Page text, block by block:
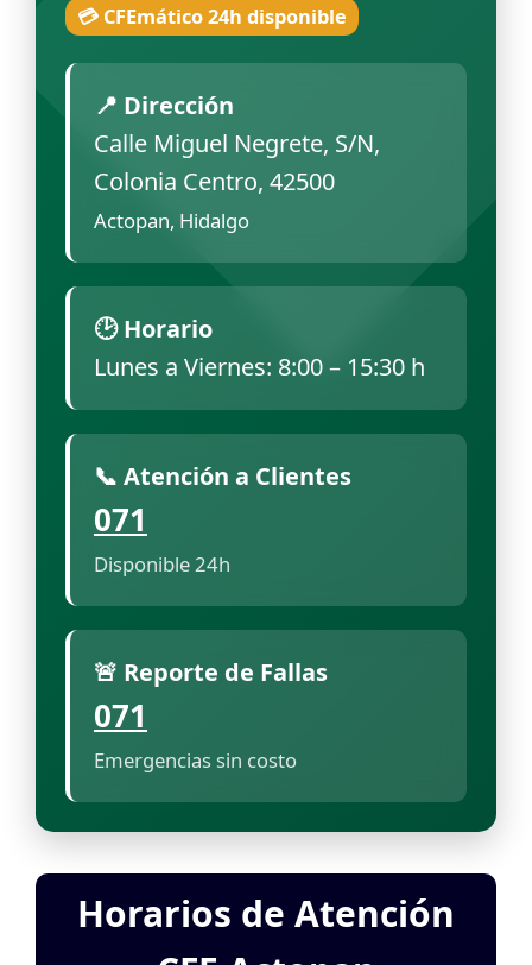
💳 CFEmático 24h disponible
📍 Dirección
Calle Miguel Negrete, S/N,
Colonia Centro, 42500
Actopan, Hidalgo
🕑 Horario
Lunes a Viernes: 8:00 – 15:30 h
📞 Atención a Clientes
071
Disponible 24h
🚨 Reporte de Fallas
071
Emergencias sin costo
Horarios de Atención